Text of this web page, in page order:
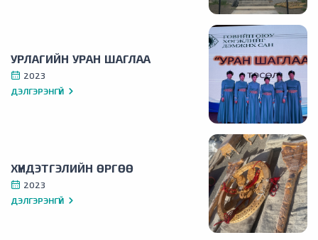
УРЛАГИЙН УРАН ШАГЛАА
2023
ДЭЛГЭРЭНГҮЙ
ХҮНДЭТГЭЛИЙН ӨРГӨӨ
2023
ДЭЛГЭРЭНГҮЙ